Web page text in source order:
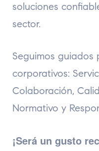
soluciones
sector.
Seguimos guiados
corporativos:
Colaboración,
Normativo y
¡Será un gusto